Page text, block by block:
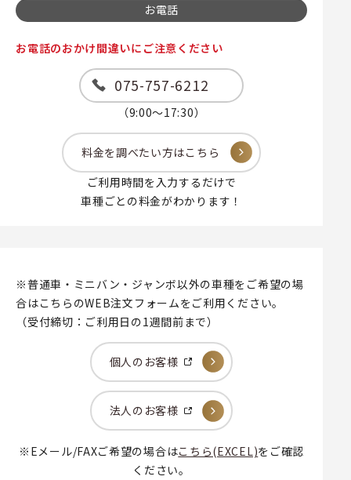
お電話
お電話のおかけ間違いにご注意ください
075-757-6212
（9:00～17:30）
料金を調べたい方はこちら
ご利用時間を入力するだけで
車種ごとの料金がわかります！
※普通車・ミニバン・ジャンボ以外の車種をご希望の場
合はこちらのWEB注文フォームをご利用ください。
（受付締切：ご利用日の1週間前まで）
個人のお客様
法人のお客様
※Eメール/FAXご希望の場合はこちら(EXCEL)をご確認
ください。